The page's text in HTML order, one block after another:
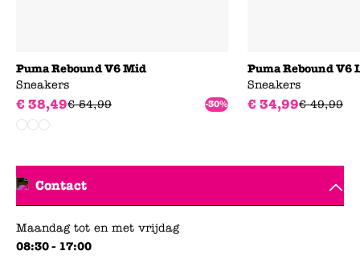
Puma Rebound V6 Mid
Sneakers
€ 38,49€ 54,99 -30%
Puma Rebound V6
Sneakers
€ 34,99€ 49,99
Contact
Maandag tot en met vrijdag
08:30 - 17:00